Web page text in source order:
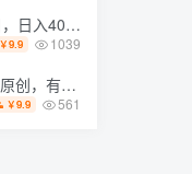
项目【揭秘】
￥9.9 1039
200+【揭秘】
￥9.9 561
项目【揭秘】
￥9.9 1039
200+【揭秘】
￥9.9 561